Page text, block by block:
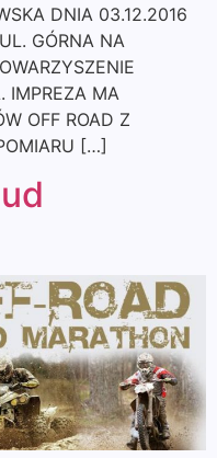
DNIA 03.12.2016
GÓRNA NA
IMPREZA MA
OFF ROAD Z
[…]